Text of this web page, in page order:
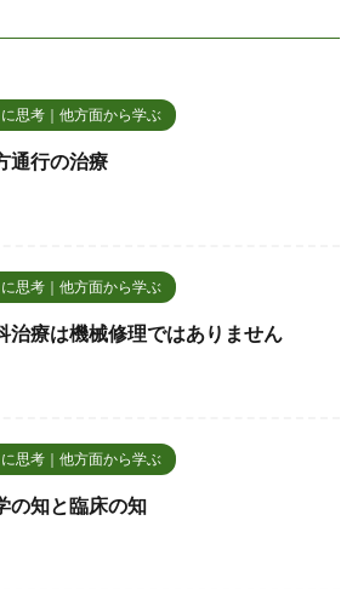
に思考｜他方面から学ぶ
通行の治療
に思考｜他方面から学ぶ
治療は機械修理ではありません
に思考｜他方面から学ぶ
の知と臨床の知